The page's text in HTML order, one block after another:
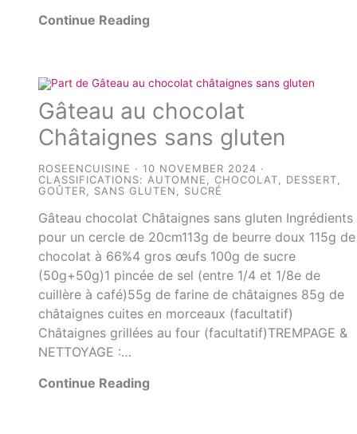
Continue Reading
Gâteau au chocolat
Châtaignes sans gluten
ROSEENCUISINE
10 NOVEMBER 2024
CLASSIFICATIONS:AUTOMNE,CHOCOLAT, DESSERT,
GOÛTER, SANS GLUTEN, SUCRÉ
Gâteau chocolat Châtaignes sans gluten Ingrédients
pour un cercle de 20cm113g de beurre doux 115g de
chocolat à 66%4 gros œufs 100g de sucre
(50g+50g)1 pincée de sel (entre 1/4 et 1/8e de
cuillère à café)55g de farine de châtaignes 85g de
châtaignes cuites en morceaux (facultatif)
Châtaignes grillées au four (facultatif)TREMPAGE &
NETTOYAGE :…
Continue Reading